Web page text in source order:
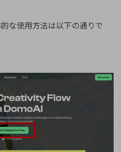
な使用方法は以下の通りで